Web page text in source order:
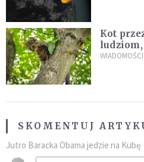
Kot
ludziom,
kaczki.
SKOMENTUJ
Jutro Baracka Obama jedzie na Kubę